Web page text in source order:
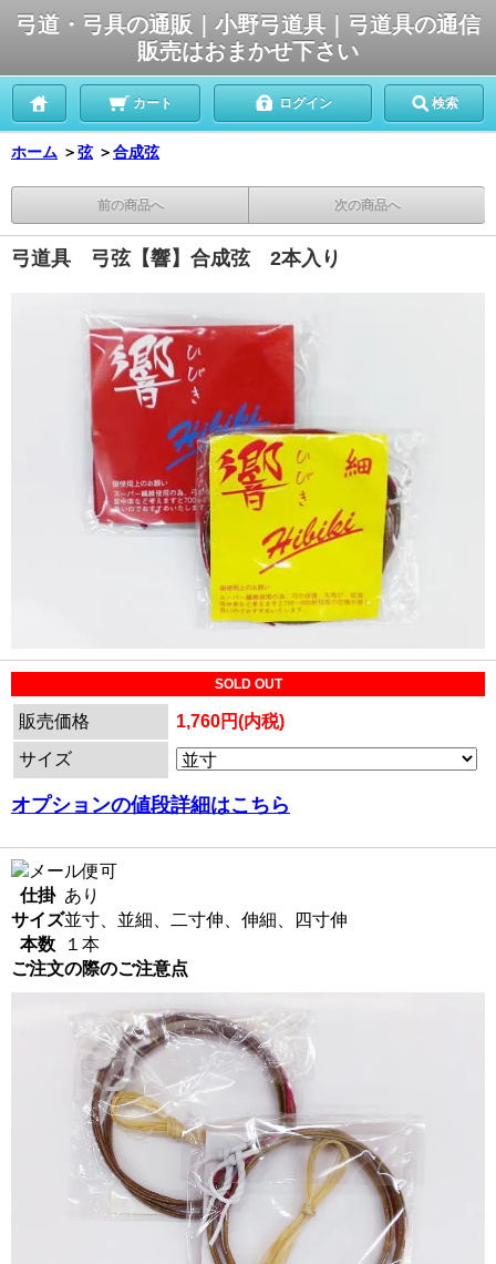
弓道・弓具の通販｜小野弓道具｜弓道具の通信
販売はおまかせ下さい
カート ログイン 検索
ホーム ＞弦 ＞合成弦
前の商品へ 次の商品へ
弓道具 弓弦【響】合成弦 2本入り
SOLD OUT
販売価格
1,760円(内税)
サイズ
オプションの値段詳細はこちら
仕掛 あり
サイズ並寸、並細、二寸伸、伸細、四寸伸
本数
１本
ご注文の際のご注意点